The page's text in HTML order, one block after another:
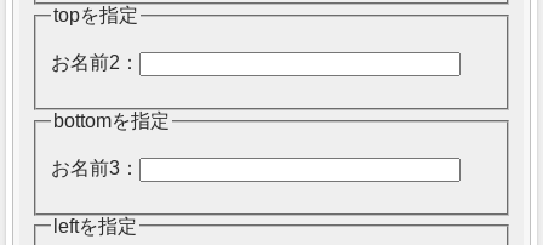
topを指定
お名前2：
bottomを指定
お名前3：
leftを指定